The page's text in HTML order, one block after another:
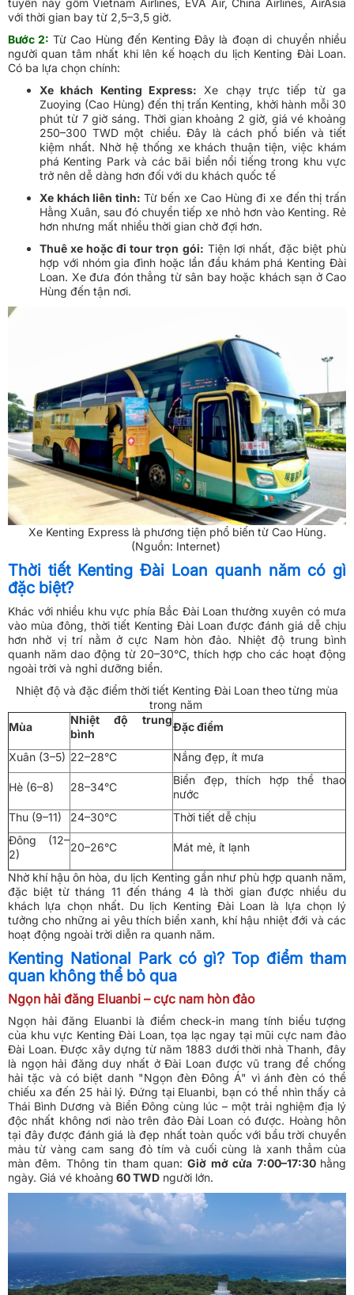
tuyến này gồm Vietnam Airlines, EVA Air, China Airlines, AirAsia
với thời gian bay từ 2,5–3,5 giờ.
Bước 2: Từ Cao Hùng đến Kenting Đây là đoạn di chuyển nhiều
người quan tâm nhất khi lên kế hoạch du lịch Kenting Đài Loan.
Có ba lựa chọn chính:
Xe khách Kenting Express: Xe chạy trực tiếp từ ga
Zuoying (Cao Hùng) đến thị trấn Kenting, khởi hành mỗi 30
phút từ 7 giờ sáng. Thời gian khoảng 2 giờ, giá vé khoảng
250–300 TWD một chiều. Đây là cách phổ biến và tiết
kiệm nhất. Nhờ hệ thống xe khách thuận tiện, việc khám
phá Kenting Park và các bãi biển nổi tiếng trong khu vực
trở nên dễ dàng hơn đối với du khách quốc tế
Xe khách liên tỉnh: Từ bến xe Cao Hùng đi xe đến thị trấn
Hằng Xuân, sau đó chuyển tiếp xe nhỏ hơn vào Kenting. Rẻ
hơn nhưng mất nhiều thời gian chờ đợi hơn.
Thuê xe hoặc đi tour trọn gói: Tiện lợi nhất, đặc biệt phù
hợp với nhóm gia đình hoặc lần đầu khám phá Kenting Đài
Loan. Xe đưa đón thẳng từ sân bay hoặc khách sạn ở Cao
Hùng đến tận nơi.
Xe Kenting Express là phương tiện phổ biến từ Cao Hùng.
(Nguồn: Internet)
Thời tiết Kenting Đài Loan quanh năm có gì
đặc biệt?
Khác với nhiều khu vực phía Bắc Đài Loan thường xuyên có mưa
vào mùa đông, thời tiết Kenting Đài Loan được đánh giá dễ chịu
hơn nhờ vị trí nằm ở cực Nam hòn đảo. Nhiệt độ trung bình
quanh năm dao động từ 20–30°C, thích hợp cho các hoạt động
ngoài trời và nghỉ dưỡng biển.
Nhiệt độ và đặc điểm thời tiết Kenting Đài Loan theo từng mùa
trong năm
Mùa
Nhiệt độ trung
bình
Đặc điểm
Xuân (3–5) 22–28°C Nắng đẹp, ít mưa
Hè (6–8) 28–34°C
Biển đẹp, thích hợp thể thao
nước
Thu (9–11)
24–30°C
Thời tiết dễ chịu
Đông (12–
2)
20–26°C Mát mẻ, ít lạnh
Nhờ khí hậu ôn hòa, du lịch Kenting gần như phù hợp quanh năm,
đặc biệt từ tháng 11 đến tháng 4 là thời gian được nhiều du
khách lựa chọn nhất. Du lịch Kenting Đài Loan là lựa chọn lý
tưởng cho những ai yêu thích biển xanh, khí hậu nhiệt đới và các
hoạt động ngoài trời diễn ra quanh năm.
Kenting National Park có gì? Top điểm tham
quan không thể bỏ qua
Ngọn hải đăng Eluanbi – cực nam hòn đảo
Ngọn hải đăng Eluanbi là điểm check-in mang tính biểu tượng
của khu vực Kenting Đài Loan, tọa lạc ngay tại mũi cực nam đảo
Đài Loan. Được xây dựng từ năm 1883 dưới thời nhà Thanh, đây
là ngọn hải đăng duy nhất ở Đài Loan được vũ trang để chống
hải tặc và có biệt danh "Ngọn đèn Đông Á" vì ánh đèn có thể
chiếu xa đến 25 hải lý. Đứng tại Eluanbi, bạn có thể nhìn thấy cả
Thái Bình Dương và Biển Đông cùng lúc – một trải nghiệm địa lý
độc nhất không nơi nào trên đảo Đài Loan có được. Hoàng hôn
tại đây được đánh giá là đẹp nhất toàn quốc với bầu trời chuyển
màu từ vàng cam sang đỏ tím và cuối cùng là xanh thẳm của
màn đêm. Thông tin tham quan:Giờ mở cửa 7:00–17:30 hằng
ngày. Giá vé khoảng 60 TWD người lớn.